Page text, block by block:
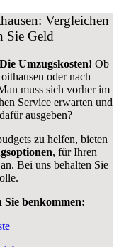
Vergleichen
Sie Geld
Die Umzugskosten! Ob
oder nach
muss sich vorher im
Service erwarten und
ausgeben?
zu helfen, bieten
, für Ihren
Bei uns behalten Sie
Sie benkommen: